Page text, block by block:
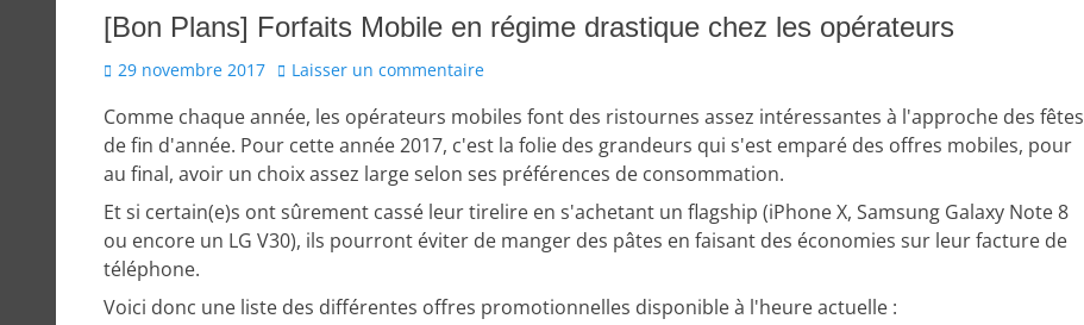
[Bon Plans] Forfaits Mobile en régime drastique chez les opérateurs
Posted
29 novembre 2017 Laisser un commentaire
Comme chaque année, les opérateurs mobiles font des ristournes assez intéressantes à l'approche des fêtes
de fin d'année. Pour cette année 2017, c'est la folie des grandeurs qui s'est emparé des offres mobiles, pour
au final, avoir un choix assez large selon ses préférences de consommation.
Et si certain(e)s ont sûrement cassé leur tirelire en s'achetant un flagship (iPhone X, Samsung Galaxy Note 8
ou encore un LG V30), ils pourront éviter de manger des pâtes en faisant des économies sur leur facture de
téléphone.
Voici donc une liste des différentes offres promotionnelles disponible à l'heure actuelle :